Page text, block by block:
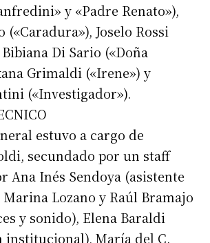
y «Padre Renato»),
(«Caradura»), Joselo Rossi
Di Sario («Doña
Grimaldi («Irene») y
(«Investigador»).
estuvo a cargo de
secundado por un staff
Ana Inés Sendoya (asistente
Lozano y Raúl Bramajo
y sonido), Elena Baraldi
institucional), María del C.